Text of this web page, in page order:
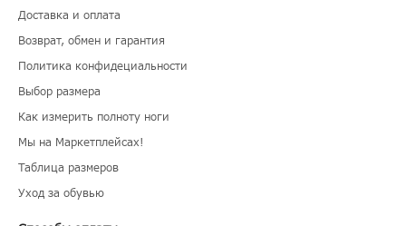
Доставка и оплата
Возврат, обмен и гарантия
Политика конфидециальности
Выбор размера
Как измерить полноту ноги
Мы на Маркетплейсах!
Таблица размеров
Уход за обувью